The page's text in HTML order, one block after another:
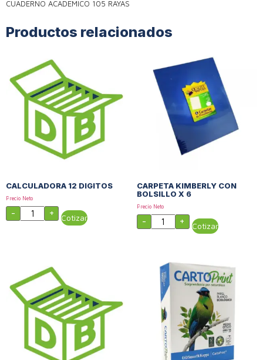
CUADERNO ACADEMICO 105 RAYAS
Productos relacionados
CALCULADORA 12 DIGITOS
Precio Neto
- + Cotizar
CARPETA KIMBERLY CON
BOLSILLO X 6
Precio Neto
- + Cotizar